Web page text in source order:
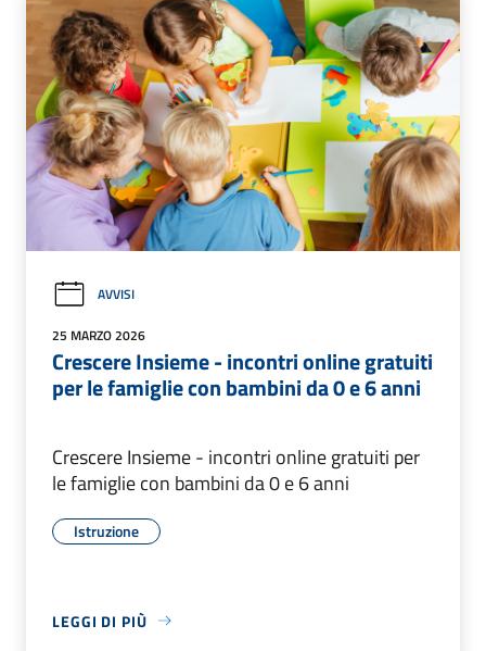
AVVISI
25 MARZO 2026
Crescere Insieme - incontri online gratuiti
per le famiglie con bambini da 0 e 6 anni
Crescere Insieme - incontri online gratuiti per
le famiglie con bambini da 0 e 6 anni
Istruzione
LEGGI DI PIÙ